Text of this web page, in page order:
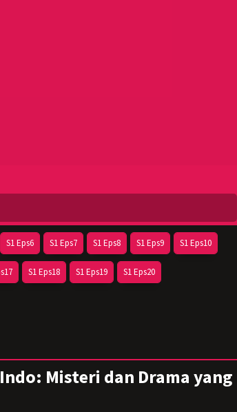
S1 Eps6 S1 Eps7 S1 Eps8 S1 Eps9 S1 Eps10
S1 Eps18 S1 Eps19 S1 Eps20
Misteri dan Drama yang